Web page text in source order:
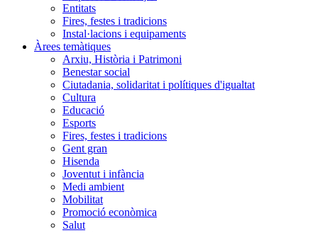
Entitats
Fires, festes i tradicions
Instal·lacions i equipaments
Àrees temàtiques
Arxiu, Història i Patrimoni
Benestar social
Ciutadania, solidaritat i polítiques d'igualtat
Cultura
Educació
Esports
Fires, festes i tradicions
Gent gran
Hisenda
Joventut i infància
Medi ambient
Mobilitat
Promoció econòmica
Salut